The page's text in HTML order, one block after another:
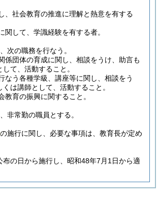
、社会教育の推進に理解と熱意を有する
関して、学識経験を有する者。
次の職務を行なう。
係団体の育成に関し、相談をうけ、助言も
して、活動すること。
なう各種学級、講座等に関し、相談をう
くは講師として、活動すること。
教育の振興に関すること。
非常勤の職員とする。
の施行に関し、必要な事項は、教育長が定め
布の日から施行し、昭和48年7月1日から適